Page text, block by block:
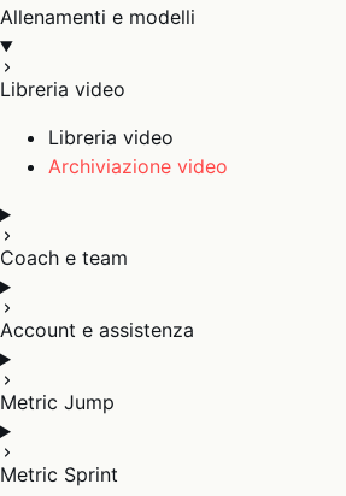
Allenamenti e modelli
Libreria video
Libreria video
Archiviazione video
Coach e team
Account e assistenza
Metric Jump
Metric Sprint